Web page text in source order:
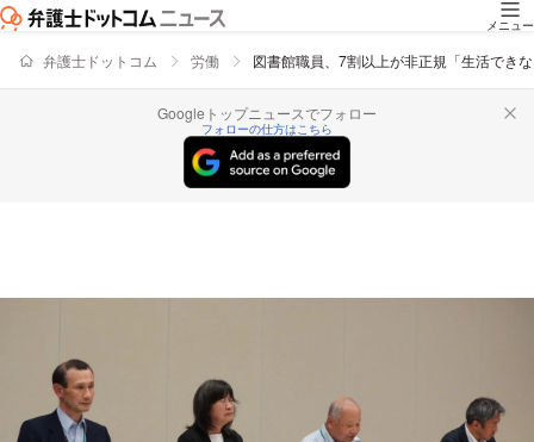
メニュー
弁護士ドットコム 労働 図書館職員、7割以上が非正規「生活でき
Googleトップニュースでフォロー
フォローの仕方はこちら